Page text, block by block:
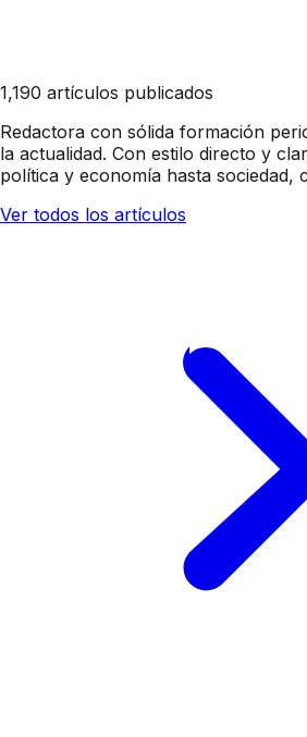
1,190 artículos publicados
Redactora con sólida formación
la actualidad. Con estilo directo y
política y economía hasta sociedad,
Ver todos los artículos